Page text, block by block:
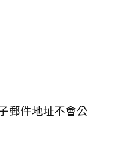
郵件地址不會公